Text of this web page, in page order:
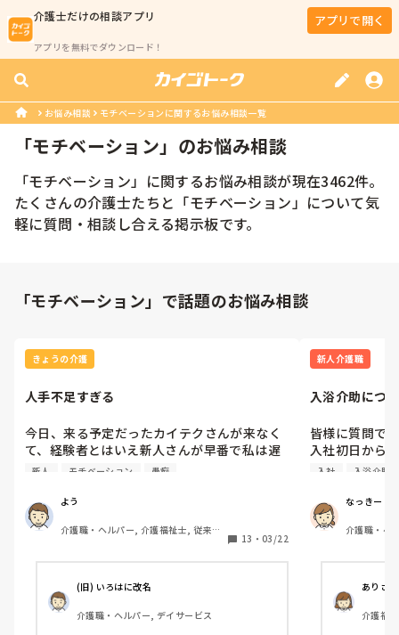
介護士だけの相談アプリ
アプリを無料でダウンロード！
アプリで開く
お悩み相談 モチベーションに関するお悩み相談一覧
「モチベーション」のお悩み相談
「モチベーション 」に関するお悩み相談が現在3462件。
たくさんの介護士たちと「モチベーション 」について気
軽に質問・相談し合える掲示板です。
「モチベーション」で話題のお悩み相談
きょうの介護
人手不足すぎる
今日、来る予定だったカイテクさんが来なく
て、経験者とはいえ新人さんが早番で私は遅
番で…
て…
できないよ…
新人さんに1人でおやつを任せられないし、1
新人 モチベーション 愚痴
よう
介護職・ヘルパー, 介護福祉士, 従来型
13 ・ 03/22
(旧) いろはに改名
介護職・ヘルパー, デイサービス
新人介護職
入浴介助につ
皆様に質問で
入社初日から
所では先ずは
いです。
しかも6時間前
入社 入浴介助
なっきー
介護職・ヘ
ありさ
介護福